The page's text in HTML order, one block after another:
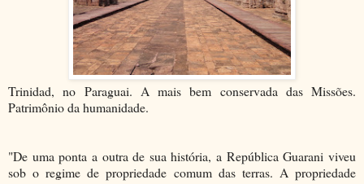
Trinidad, no Paraguai. A mais bem conservada das Missões.
Patrimônio da humanidade.
"De uma ponta a outra de sua história, a República Guarani viveu
sob o regime de propriedade comum das terras. A propriedade